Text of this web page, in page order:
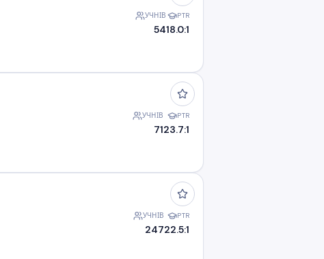
УЧНІВ
54
PTR
18.0:1
УЧНІВ
71
PTR
23.7:1
УЧНІВ
247
PTR
22.5:1